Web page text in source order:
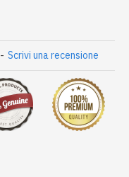
- Scrivi una recensione